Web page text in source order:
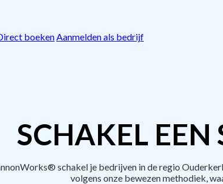
boekenAanmelden als bedrijf
SCHAKEL
schakel je bedrijven in de regio
volgens onze bewezen methodiek,